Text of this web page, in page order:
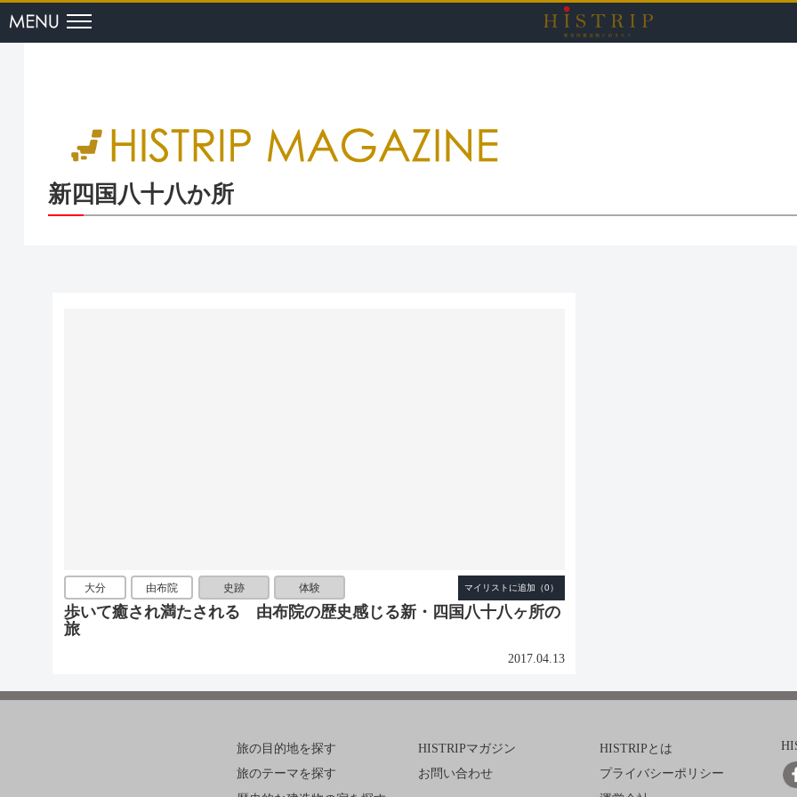
HISTRIP（
新四国八十八か所
大分 由布院 史跡 体験
歩いて癒され満たされる 由布院の歴史感じる新・四国八十八ヶ所の
旅
2017.04.13
旅の目的地を探す
旅のテーマを探す
HISTRIPマガジン
お問い合わせ
HISTRIPとは
プライバシーポリシー